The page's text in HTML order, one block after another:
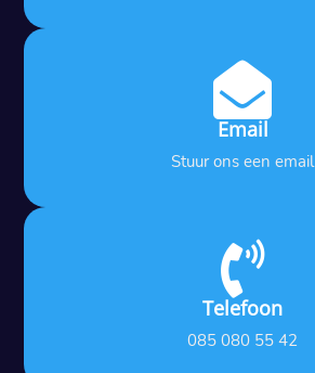

Email
Stuur ons een email

Telefoon
085 080 55 42